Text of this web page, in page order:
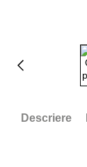
Descriere